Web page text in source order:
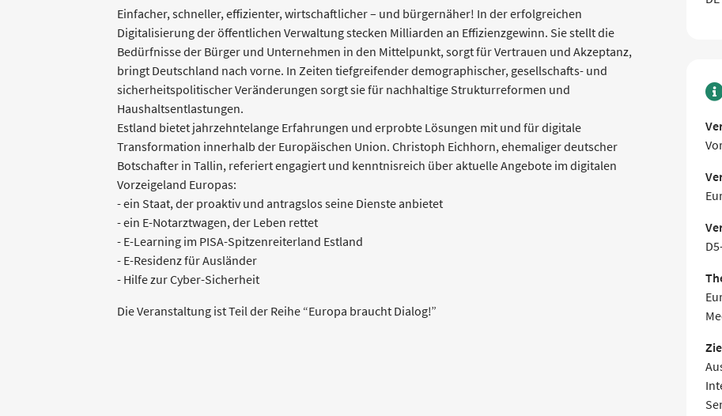
Einfacher, schneller, effizienter, wirtschaftlicher – und bürgernäher! In der erfolgreichen
Digitalisierung der öffentlichen Verwaltung stecken Milliarden an Effizienzgewinn. Sie stellt die
Bedürfnisse der Bürger und Unternehmen in den Mittelpunkt, sorgt für Vertrauen und Akzeptanz,
bringt Deutschland nach vorne. In Zeiten tiefgreifender demographischer, gesellschafts- und
sicherheitspolitischer Veränderungen sorgt sie für nachhaltige Strukturreformen und
Haushaltsentlastungen.
Estland bietet jahrzehntelange Erfahrungen und erprobte Lösungen mit und für digitale
Transformation innerhalb der Europäischen Union. Christoph Eichhorn, ehemaliger deutscher
Botschafter in Tallin, referiert engagiert und kenntnisreich über aktuelle Angebote im digitalen
Vorzeigeland Europas:
- ein Staat, der proaktiv und antragslos seine Dienste anbietet
- ein E-Notarztwagen, der Leben rettet
- E-Learning im PISA-Spitzenreiterland Estland
- E-Residenz für Ausländer
- Hilfe zur Cyber-Sicherheit
Die Veranstaltung ist Teil der Reihe “Europa braucht Dialog!”